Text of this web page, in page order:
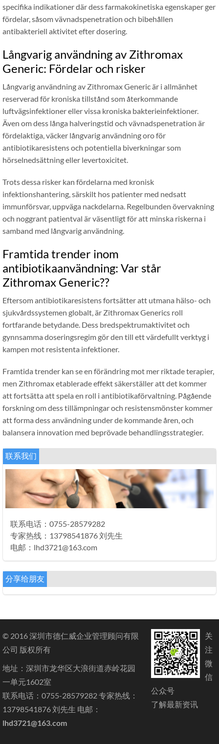
specifika indikationer där dess farmakokinetiska egenskaper ger
fördelar, såsom vävnadspenetration och bibehållen
antibakteriell aktivitet efter dosering.
Långvarig användning av Zithromax
Generic: Fördelar och risker
Långvarig användning av Zithromax Generic är i allmänhet
reserverad för kroniska tillstånd som återkommande
luftvägsinfektioner eller vissa kroniska bakterieinfektioner.
Även om dess långa halveringstid och vävnadspenetration är
fördelaktiga, väcker långvarig användning oro för
antibiotikaresistens och potentiella biverkningar som
hörselnedsättning eller levertoxicitet.
Trots dessa risker kan fördelarna med kronisk
infektionshantering, särskilt hos patienter med nedsatt
immunförsvar, uppväga nackdelarna. Regelbunden övervakning
och noggrant patientval är väsentligt för att minska riskerna i
samband med långvarig användning.
Framtida trender inom
antibiotikaanvändning: Var står
Zithromax Generic??
Eftersom antibiotikaresistens fortsätter att utmana hälso- och
sjukvårdssystemen globalt, är Zithromax Generics roll
fortfarande betydande. Dess bredspektrumaktivitet och
gynnsamma doseringsregim gör den till ett värdefullt verktyg i
kampen mot resistenta infektioner.
Framtida trender kan se en förändring mot mer riktade terapier,
men Zithromax etablerade effekt säkerställer att det kommer
att fortsätta att spela en roll i antibiotikaförvaltning. Pågående
forskning om dess tillämpningar och resistensmönster kommer
att forma dess användning under de kommande åren, och
balansera innovation med beprövade behandlingsstrategier.
联系我们
联系电话：0755-28579282
专家热线：13798541876 刘先生
电邮：lhd3721@163.com
分享给朋友
© 2016 深圳市德仁威企业管理顾问有限
公司 版权所有
地址：深圳市龙华区大浪街道赤岭花园
一单元1602室
联系电话：0755-28579282 专家热线：
13798541876 刘先生 电邮：
lhd3721@163.com
关
注
微
信
公众号
了解最新资讯